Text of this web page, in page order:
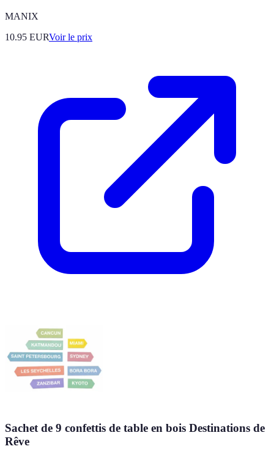
MANIX
10.95 EURVoir le prix
Sachet de 9 confettis de table en bois Destinations de
Rêve